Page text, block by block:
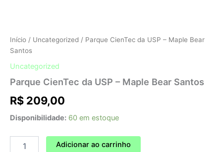
Início / Uncategorized / Parque CienTec da USP – Maple Bear
Santos
Uncategorized
Parque CienTec da USP – Maple Bear Santos
R$ 209,00
Disponibilidade: 60 em estoque
Adicionar ao carrinho